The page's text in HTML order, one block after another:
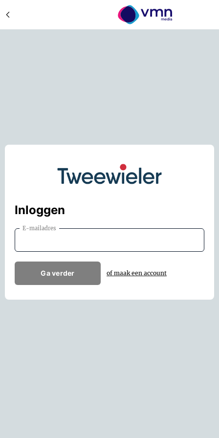
Inloggen
E-mailadres
Ga verder of maak een account